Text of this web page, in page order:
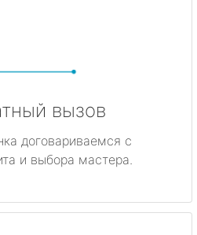
вызов
договариваемся с
и выбора мастера.